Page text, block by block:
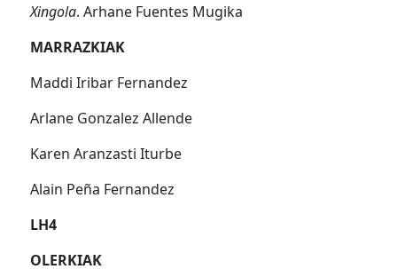
Xingola. Arhane Fuentes Mugika
MARRAZKIAK
Maddi Iribar Fernandez
Arlane Gonzalez Allende
Karen Aranzasti Iturbe
Alain Peña Fernandez
LH4
OLERKIAK